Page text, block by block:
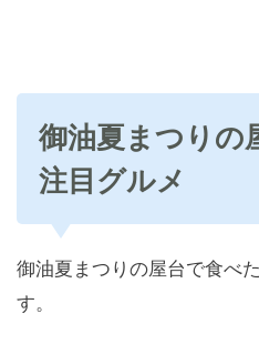
御油夏まつりの
注目グルメ
御油夏まつりの屋台で食べ
す。